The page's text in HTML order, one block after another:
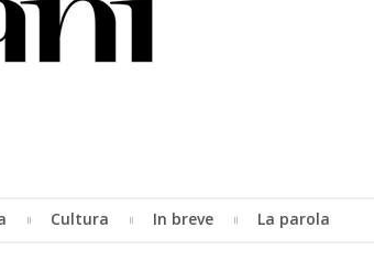
Cultura In breve La parola